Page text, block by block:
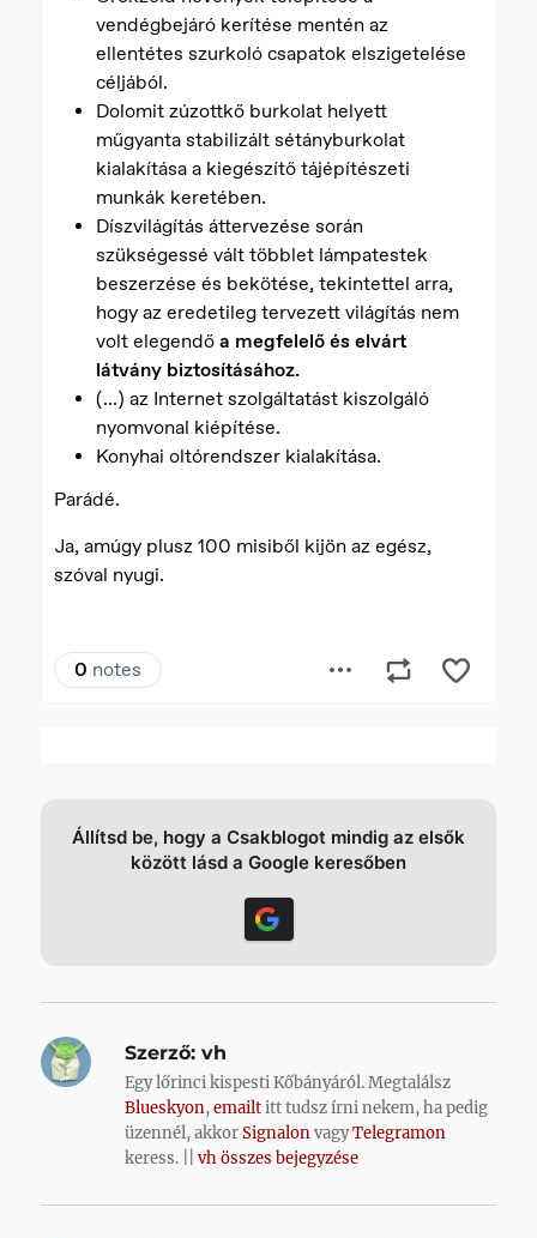
Állítsd be, hogy a Csakblogot mindig az elsők
között lásd a Google keresőben
Szerző: vh
Egy lőrinci kispesti Kőbányáról. Megtalálsz
Blueskyon,emailtitt tudsz írni nekem, ha pedig
üzennél, akkorSignalonvagyTelegramon
keress. ||vh összes bejegyzése